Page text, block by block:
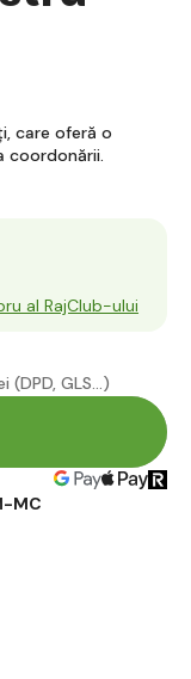
care oferă o
al RajClub-ului
(DPD, GLS...)
MC